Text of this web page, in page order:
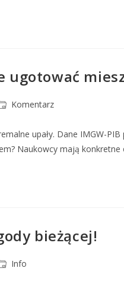
ugotować
Komentarz
upały. Dane IMGW-
Naukowcy mają
bieżącej!
Info